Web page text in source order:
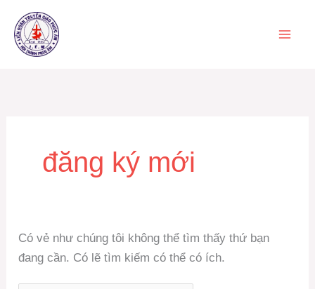
đăng ký mới
Có vẻ như chúng tôi không thể tìm thấy thứ bạn
đang cần. Có lẽ tìm kiếm có thể có ích.